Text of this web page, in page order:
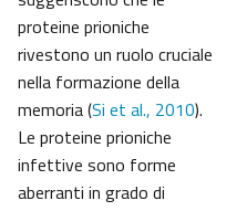
proteine prioniche
rivestono un ruolo cruciale
nella formazione della
memoria (Si et al., 2010).
Le proteine prioniche
infettive sono forme
aberranti in grado di